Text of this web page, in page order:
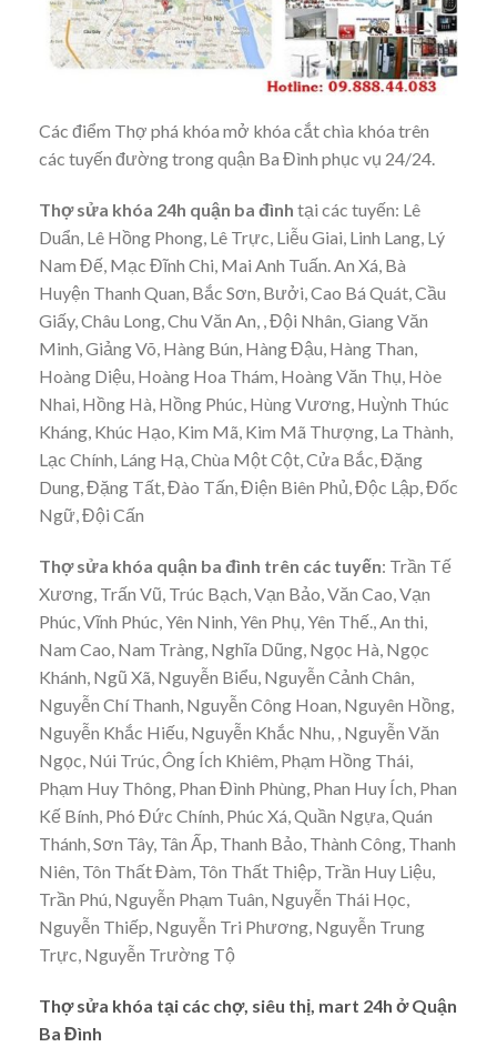
Các điểm Thợ phá khóa mở khóa cắt chìa khóa trên
các tuyến đường trong quận Ba Đình phục vụ 24/24.
Thợ sửa khóa 24h quận ba đình tại các tuyến: Lê
Duẩn, Lê Hồng Phong, Lê Trực, Liễu Giai, Linh Lang, Lý
Nam Đế, Mạc Đĩnh Chi, Mai Anh Tuấn. An Xá, Bà
Huyện Thanh Quan, Bắc Sơn, Bưởi, Cao Bá Quát, Cầu
Giấy, Châu Long, Chu Văn An, , Đội Nhân, Giang Văn
Minh, Giảng Võ, Hàng Bún, Hàng Đậu, Hàng Than,
Hoàng Diệu, Hoàng Hoa Thám, Hoàng Văn Thụ, Hòe
Nhai, Hồng Hà, Hồng Phúc, Hùng Vương, Huỳnh Thúc
Kháng, Khúc Hạo, Kim Mã, Kim Mã Thượng, La Thành,
Lạc Chính, Láng Hạ, Chùa Một Cột, Cửa Bắc, Đặng
Dung, Đặng Tất, Đào Tấn, Điện Biên Phủ, Độc Lập, Đốc
Ngữ, Đội Cấn
Thợ sửa khóa quận ba đình trên các tuyến: Trần Tế
Xương, Trấn Vũ, Trúc Bạch, Vạn Bảo, Văn Cao, Vạn
Phúc, Vĩnh Phúc, Yên Ninh, Yên Phụ, Yên Thế., An thi,
Nam Cao, Nam Tràng, Nghĩa Dũng, Ngọc Hà, Ngọc
Khánh, Ngũ Xã, Nguyễn Biểu, Nguyễn Cảnh Chân,
Nguyễn Chí Thanh, Nguyễn Công Hoan, Nguyên Hồng,
Nguyễn Khắc Hiếu, Nguyễn Khắc Nhu, , Nguyễn Văn
Ngọc, Núi Trúc, Ông Ích Khiêm, Phạm Hồng Thái,
Phạm Huy Thông, Phan Đình Phùng, Phan Huy Ích, Phan
Kế Bính, Phó Đức Chính, Phúc Xá, Quần Ngựa, Quán
Thánh, Sơn Tây, Tân Ấp, Thanh Bảo, Thành Công, Thanh
Niên, Tôn Thất Đàm, Tôn Thất Thiệp, Trần Huy Liệu,
Trần Phú, Nguyễn Phạm Tuân, Nguyễn Thái Học,
Nguyễn Thiếp, Nguyễn Tri Phương, Nguyễn Trung
Trực, Nguyễn Trường Tộ
Thợ sửa khóa tại các chợ, siêu thị, mart 24h ở Quận
Ba Đình